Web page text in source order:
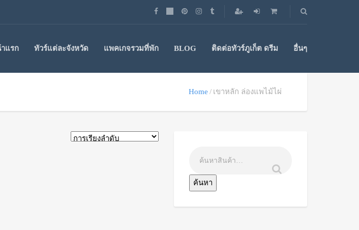
แรก ทัวร์แต่ละจังหวัด แพคเกจรวมที่พัก BLOG ติดต่อทัวร์ภูเก็ต ดรีม อื่นๆ
Home เขาหลัก ล่องแพไม้ไผ่
ค้นหา